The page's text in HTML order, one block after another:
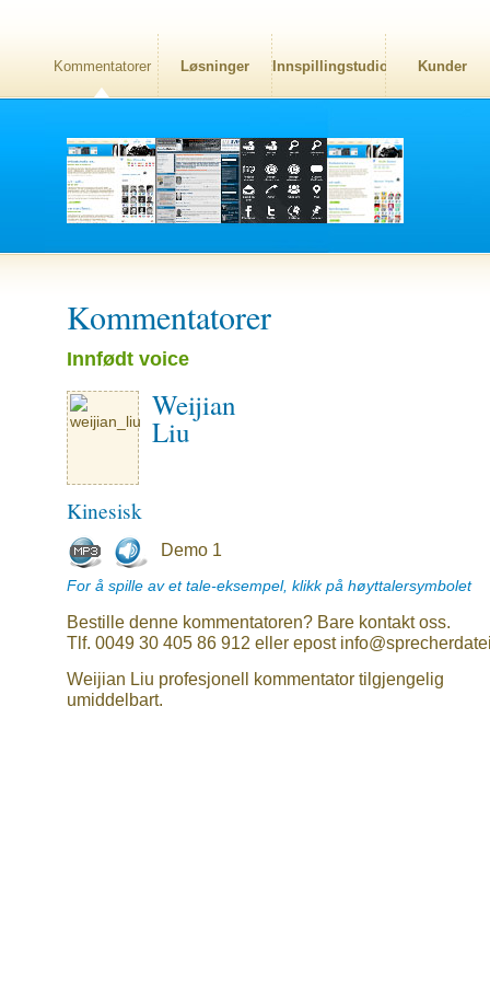
Kommentatorer Løsninger Innspillingstudio Kunder
Kommentatorer
Innfødt voice
Weijian
Liu
Kinesisk
Demo 1
For å spille av et tale-eksempel, klikk på høyttalersymbolet
Bestille denne kommentatoren? Bare kontakt oss.
Tlf. 0049 30 405 86 912 eller epost
Weijian Liu profesjonell kommentator tilgjengelig
umiddelbart.